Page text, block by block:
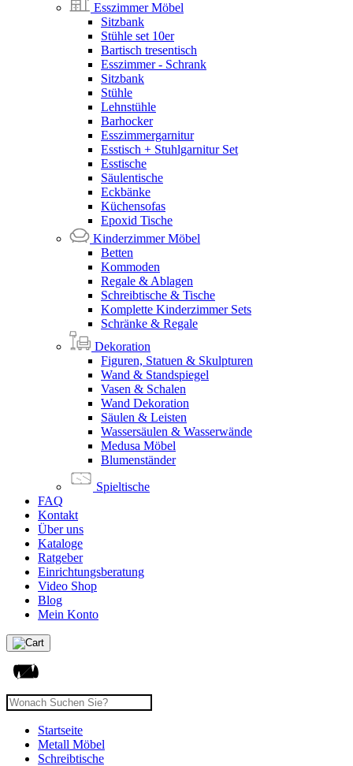
Esszimmer Möbel
Sitzbank
Stühle set 10er
Bartisch tresentisch
Esszimmer - Schrank
Sitzbank
Stühle
Lehnstühle
Barhocker
Esszimmergarnitur
Esstisch + Stuhlgarnitur Set
Esstische
Säulentische
Eckbänke
Küchensofas
Epoxid Tische
Kinderzimmer Möbel
Betten
Kommoden
Regale & Ablagen
Schreibtische & Tische
Komplette Kinderzimmer Sets
Schränke & Regale
Dekoration
Figuren, Statuen & Skulpturen
Wand & Standspiegel
Vasen & Schalen
Wand Dekoration
Säulen & Leisten
Wassersäulen & Wasserwände
Medusa Möbel
Blumenständer
Spieltische
FAQ
Kontakt
Über uns
Kataloge
Ratgeber
Einrichtungsberatung
Video Shop
Blog
Mein Konto
Startseite
Metall Möbel
Schreibtische